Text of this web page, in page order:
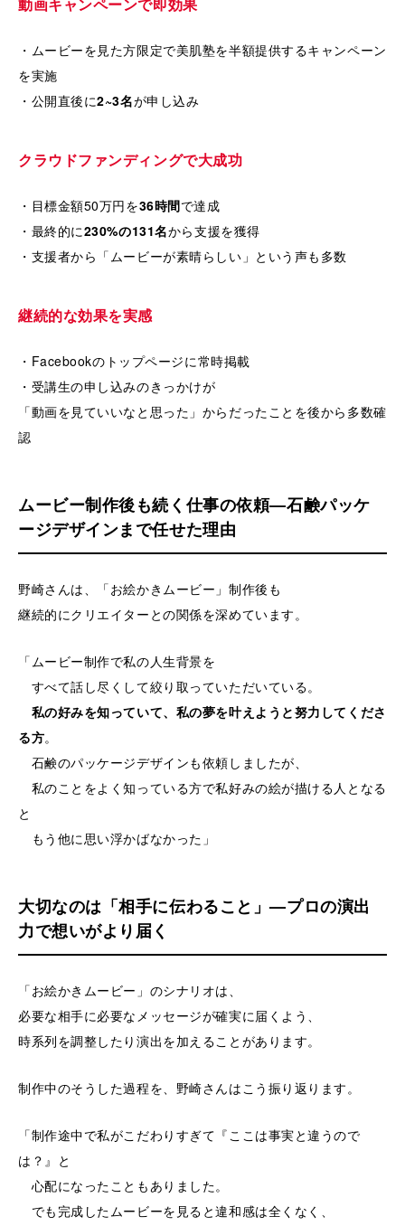
動画キャンペーンで即効果
・ムービーを見た方限定で美肌塾を半額提供するキャンペーン
を実施
・公開直後に2~3名が申し込み
クラウドファンディングで大成功
・目標金額50万円を36時間で達成
・最終的に230%の131名から支援を獲得
・支援者から「ムービーが素晴らしい」という声も多数
継続的な効果を実感
・Facebookのトップページに常時掲載
・受講生の申し込みのきっかけが
「動画を見ていいなと思った」からだったことを後から多数確
認
ムービー制作後も続く仕事の依頼—石鹸パッケ
ージデザインまで任せた理由
野崎さんは、「お絵かきムービー」制作後も
継続的にクリエイターとの関係を深めています。
「ムービー制作で私の人生背景を
すべて話し尽くして絞り取っていただいている。
私の好みを知っていて、私の夢を叶えようと努力してくださ
る方。
石鹸のパッケージデザインも依頼しましたが、
私のことをよく知っている方で私好みの絵が描ける人となる
と
もう他に思い浮かばなかった」
大切なのは「相手に伝わること」—プロの演出
力で想いがより届く
「お絵かきムービー」のシナリオは、
必要な相手に必要なメッセージが確実に届くよう、
時系列を調整したり演出を加えることがあります。
制作中のそうした過程を、野崎さんはこう振り返ります。
「制作途中で私がこだわりすぎて『ここは事実と違うので
は？』と
心配になったこともありました。
でも完成したムービーを見ると違和感は全くなく、